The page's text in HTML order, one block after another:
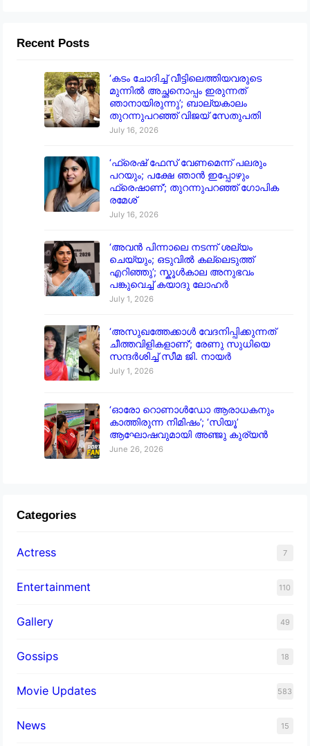
Recent Posts
‘കടം ചോദിച്ച് വീട്ടിലെത്തിയവരുടെ
മുന്നിൽ അച്ഛനൊപ്പം ഇരുന്നത്
ഞാനായിരുന്നു’; ബാല്യകാലം
തുറന്നുപറഞ്ഞ് വിജയ് സേതുപതി
July 16, 2026
‘ഫ്രെഷ് ഫേസ് വേണമെന്ന് പലരും
പറയും; പക്ഷേ ഞാൻ ഇപ്പോഴും
ഫ്രെഷാണ്’; തുറന്നുപറഞ്ഞ് ഗോപിക
രമേശ്
July 16, 2026
‘അവൻ പിന്നാലെ നടന്ന് ശല്യം
ചെയ്യും; ഒടുവിൽ കല്ലെടുത്ത്
എറിഞ്ഞു’; സ്കൂൾകാല അനുഭവം
പങ്കുവെച്ച് കയാദു ലോഹർ
July 1, 2026
‘അസുഖത്തേക്കാൾ വേദനിപ്പിക്കുന്നത്
ചീത്തവിളികളാണ്’; രേണു സുധിയെ
സന്ദർശിച്ച് സീമ ജി. നായർ
July 1, 2026
‘ഓരോ റൊണാൾഡോ ആരാധകനും
കാത്തിരുന്ന നിമിഷം’; ‘സിയൂ’
ആഘോഷവുമായി അഞ്ജു കുര്യൻ
June 26, 2026
Categories
Actress 7
Entertainment 110
Gallery 49
Gossips 18
Movie Updates 583
News 15